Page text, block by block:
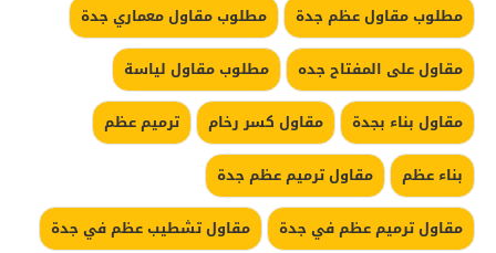
مطلوب مقاول عظم جدة
مطلوب مقاول معماري جدة
مقاول على المفتاح جده
مطلوب مقاول لياسة
مقاول بناء بجدة
مقاول كسر رخام
ترميم عظم
بناء عظم
مقاول ترميم عظم جدة
مقاول ترميم عظم في جدة
مقاول تشطيب عظم في جدة